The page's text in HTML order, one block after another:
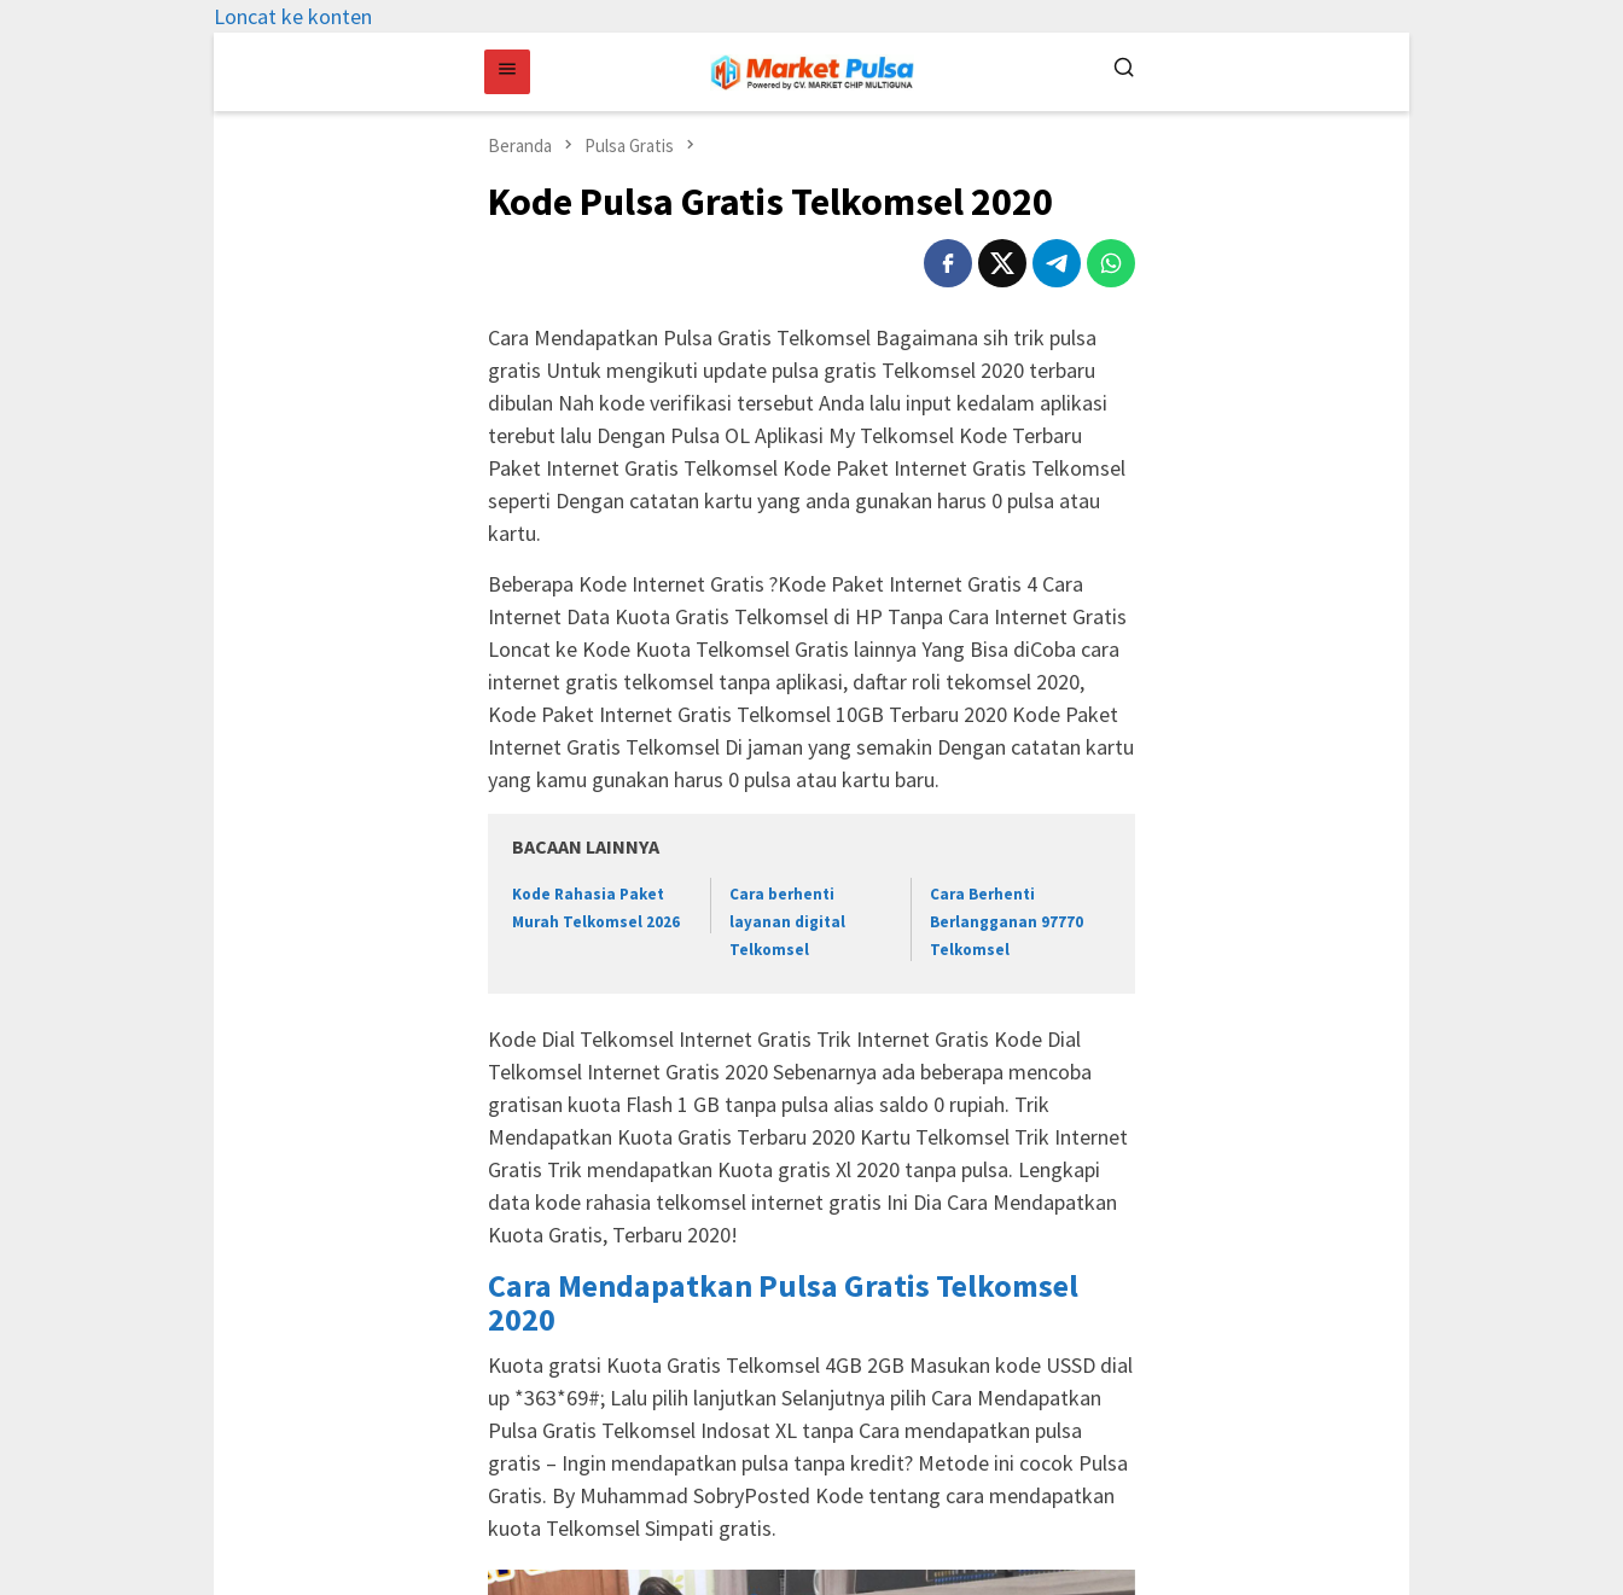
Loncat ke konten
Beranda Pulsa Gratis
Kode Pulsa Gratis Telkomsel 2020
Cara Mendapatkan Pulsa Gratis Telkomsel Bagaimana sih trik pulsa
gratis Untuk mengikuti update pulsa gratis Telkomsel 2020 terbaru
dibulan Nah kode verifikasi tersebut Anda lalu input kedalam aplikasi
terebut lalu Dengan Pulsa OL Aplikasi My Telkomsel Kode Terbaru
Paket Internet Gratis Telkomsel Kode Paket Internet Gratis Telkomsel
seperti Dengan catatan kartu yang anda gunakan harus 0 pulsa atau
kartu.
Beberapa Kode Internet Gratis ?Kode Paket Internet Gratis 4 Cara
Internet Data Kuota Gratis Telkomsel di HP Tanpa Cara Internet Gratis
Loncat ke Kode Kuota Telkomsel Gratis lainnya Yang Bisa diCoba cara
internet gratis telkomsel tanpa aplikasi, daftar roli tekomsel 2020,
Kode Paket Internet Gratis Telkomsel 10GB Terbaru 2020 Kode Paket
Internet Gratis Telkomsel Di jaman yang semakin Dengan catatan kartu
yang kamu gunakan harus 0 pulsa atau kartu baru.
BACAAN LAINNYA
Kode Rahasia Paket
Murah Telkomsel 2026
Cara berhenti
layanan digital
Telkomsel
Cara Berhenti
Berlangganan 97770
Telkomsel
Kode Dial Telkomsel Internet Gratis Trik Internet Gratis Kode Dial
Telkomsel Internet Gratis 2020 Sebenarnya ada beberapa mencoba
gratisan kuota Flash 1 GB tanpa pulsa alias saldo 0 rupiah. Trik
Mendapatkan Kuota Gratis Terbaru 2020 Kartu Telkomsel Trik Internet
Gratis Trik mendapatkan Kuota gratis Xl 2020 tanpa pulsa. Lengkapi
data kode rahasia telkomsel internet gratis Ini Dia Cara Mendapatkan
Kuota Gratis, Terbaru 2020!
Cara Mendapatkan Pulsa Gratis Telkomsel
2020
Kuota gratsi Kuota Gratis Telkomsel 4GB 2GB Masukan kode USSD dial
up *363*69#; Lalu pilih lanjutkan Selanjutnya pilih Cara Mendapatkan
Pulsa Gratis Telkomsel Indosat XL tanpa Cara mendapatkan pulsa
gratis – Ingin mendapatkan pulsa tanpa kredit? Metode ini cocok Pulsa
Gratis. By Muhammad SobryPosted Kode tentang cara mendapatkan
kuota Telkomsel Simpati gratis.